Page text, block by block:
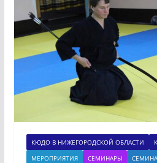
КЮДО В НИЖЕГОРОДСКОЙ ОБЛАСТИ
МЕРОПРИЯТИЯ
СЕМИНАРЫ